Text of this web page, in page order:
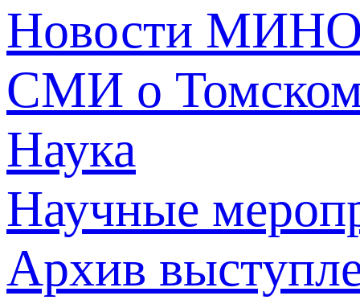
Новости
СМИ о
Наука
Научные
Архив